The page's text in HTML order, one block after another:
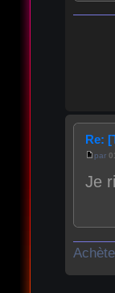
Re:
par
Je